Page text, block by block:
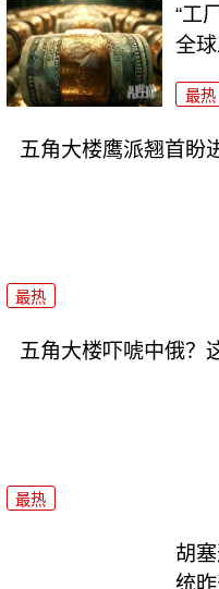
“工
全
最热
五角大楼鹰派翘首盼
最热
五角大楼吓唬中俄？
最热
胡
统